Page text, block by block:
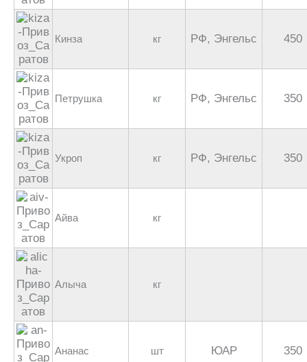
Кинза кг РФ, Энгельс 450
Петрушка кг РФ, Энгельс 350
Укроп кг РФ, Энгельс 350
Айва кг
Алыча кг
Ананас шт ЮАР 350